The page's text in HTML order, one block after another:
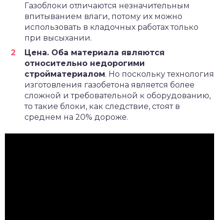
Газоблоки отличаются незначительным
впитыванием влаги, потому их можно
использовать в кладочных работах только
при высыхании.
Цена. Оба материала являются
относительно недорогими
стройматериалом. Но поскольку технология
изготовления газобетона является более
сложной и требовательной к оборудованию,
то такие блоки, как следствие, стоят в
среднем на 20% дороже.